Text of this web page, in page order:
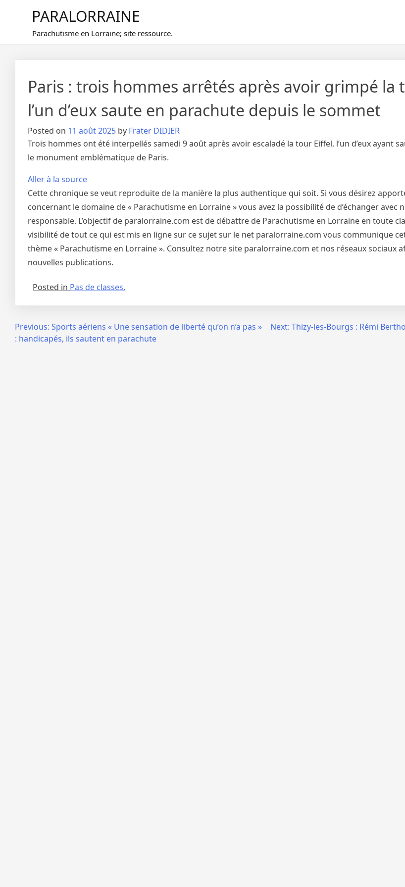
PARALORRAINE
Parachutisme en Lorraine; site ressource.
Paris : trois hommes arrêtés après avoir grimpé la
l’un d’eux saute en parachute depuis le sommet
Posted on 11 août 2025 by Frater DIDIER
Trois hommes ont été interpellés samedi 9 août après avoir escaladé la tour Eiffel, l’un d’eux ayant
le monument emblématique de Paris.
Aller à la source
Cette chronique se veut reproduite de la manière la plus authentique qui soit. Si vous désirez
concernant le domaine de « Parachutisme en Lorraine » vous avez la possibilité de d’échanger avec
responsable. L’objectif de paralorraine.com est de débattre de Parachutisme en Lorraine en toute
visibilité de tout ce qui est mis en ligne sur ce sujet sur le net paralorraine.com vous communique
thème « Parachutisme en Lorraine ». Consultez notre site paralorraine.com et nos réseaux sociaux
nouvelles publications.
Posted in Pas de classes.
Navigation
Previous: Sports aériens « Une sensation de liberté qu’on n’a pas »
: handicapés, ils sautent en parachute
Next: Thizy-les-Bourgs : Rémi